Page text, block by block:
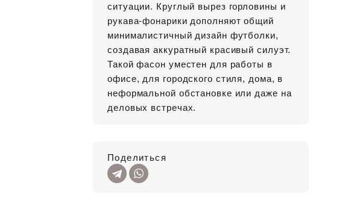
ситуации. Круглый вырез горловины и
рукава-фонарики дополняют общий
минималистичный дизайн футболки,
создавая аккуратный красивый силуэт.
Такой фасон уместен для работы в
офисе, для городского стиля, дома, в
неформальной обстановке или даже на
деловых встречах.
Поделиться